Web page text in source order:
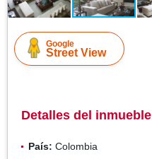
Google
Street View
Detalles del inmueble
País: Colombia